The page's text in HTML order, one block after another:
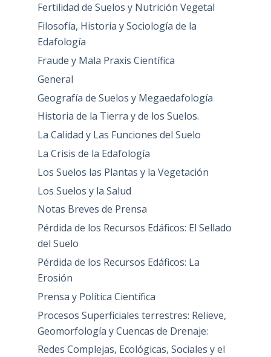
Fertilidad de Suelos y Nutrición Vegetal
Filosofía, Historia y Sociología de la
Edafología
Fraude y Mala Praxis Científica
General
Geografía de Suelos y Megaedafología
Historia de la Tierra y de los Suelos.
La Calidad y Las Funciones del Suelo
La Crisis de la Edafología
Los Suelos las Plantas y la Vegetación
Los Suelos y la Salud
Notas Breves de Prensa
Pérdida de los Recursos Edáficos: El Sellado
del Suelo
Pérdida de los Recursos Edáficos: La
Erosión
Prensa y Política Científica
Procesos Superficiales terrestres: Relieve,
Geomorfología y Cuencas de Drenaje:
Redes Complejas, Ecológicas, Sociales y el